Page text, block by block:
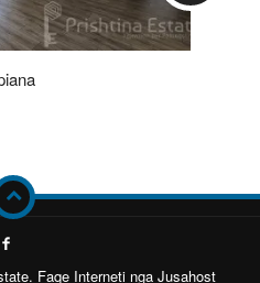
Faqe Interneti nga Jusahost